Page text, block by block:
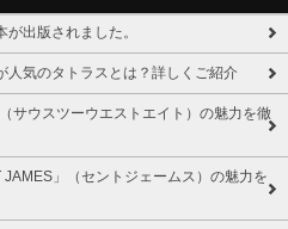
出版されました。
人気のタトラスとは？詳しくご紹介
サウスツーウエストエイト）の魅力を徹
」（セントジェームス）の魅力を